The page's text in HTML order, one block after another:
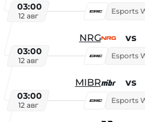
03:00
12 авг
NRG vs
03:00
12 авг
MIBR vs
03:00
12 авг